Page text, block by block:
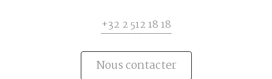
+32 2 512 18 18
Nous contacter